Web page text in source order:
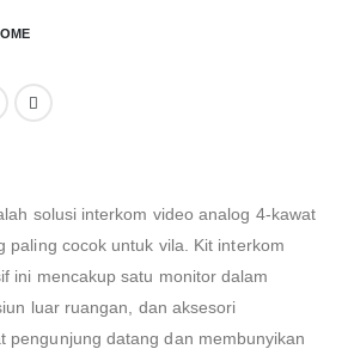
solusi interkom video analog 4-kawat
paling cocok untuk vila Kit interkom
ini mencakup satu monitor dalam
luar ruangan , dan aksesori
pengunjung datang dan membunyikan